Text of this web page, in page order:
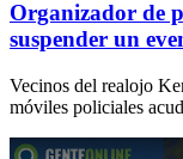
Organizador de
suspender un
Vecinos del realojo
móviles policiales